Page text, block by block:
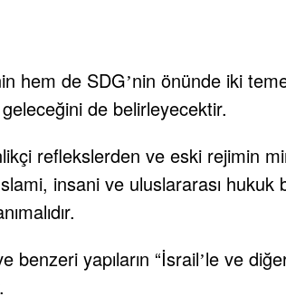
hem de SDG’nin önünde iki
de belirleyecektir.
reflekslerden ve eski rejimin
insani ve uluslararası hukuk
yapıların “İsrail’le ve